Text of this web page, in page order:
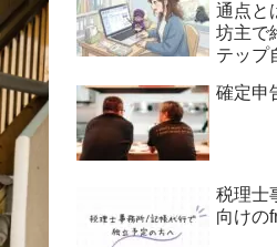
通点と
坊主で
テップ
確定申
税理士
向けの